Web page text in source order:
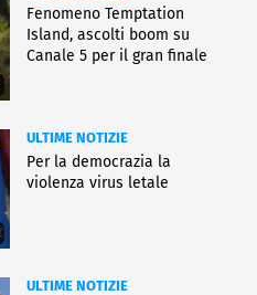
Fenomeno Temptation
Island, ascolti boom su
Canale 5 per il gran finale
ULTIME NOTIZIE
Per la democrazia la
violenza virus letale
ULTIME NOTIZIE